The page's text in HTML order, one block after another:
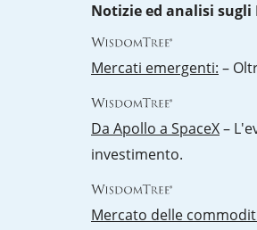
Notizie ed analisi sugli
Mercati emergenti: –
Da Apollo a SpaceX–
investimento.
Mercato delle